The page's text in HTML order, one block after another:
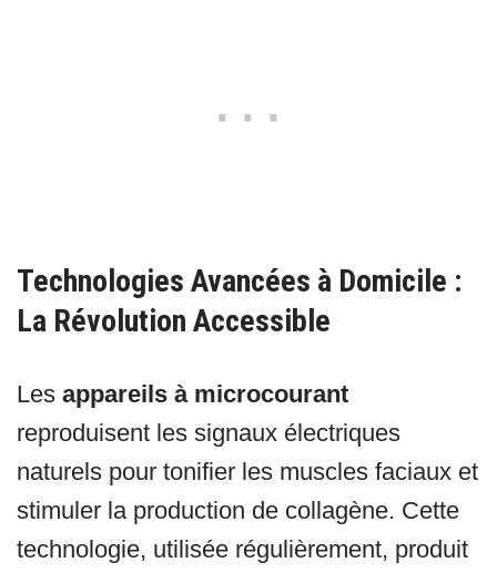
Technologies Avancées à Domicile :
La Révolution Accessible
Les appareils à microcourant
reproduisent les signaux électriques
naturels pour tonifier les muscles faciaux et
stimuler la production de collagène. Cette
technologie, utilisée régulièrement, produit